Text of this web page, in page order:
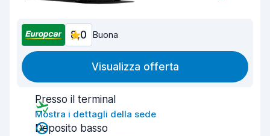
8,0 Buona
Visualizza offerta
Presso il terminal
Mostra i dettagli della sede
Deposito basso